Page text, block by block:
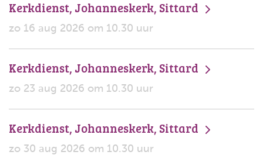
Kerkdienst, Johanneskerk, Sittard
zo 16 aug 2026 om 10.30 uur
Kerkdienst, Johanneskerk, Sittard
zo 23 aug 2026 om 10.30 uur
Kerkdienst, Johanneskerk, Sittard
zo 30 aug 2026 om 10.30 uur